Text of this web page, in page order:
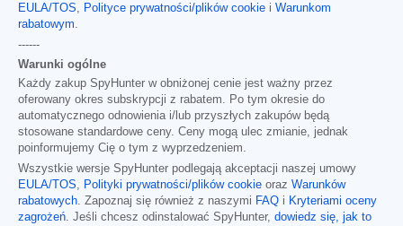
EULA/TOS, Polityce prywatności/plików cookie i Warunkom
rabatowym.
------
Warunki ogólne
Każdy zakup SpyHunter w obniżonej cenie jest ważny przez
oferowany okres subskrypcji z rabatem. Po tym okresie do
automatycznego odnowienia i/lub przyszłych zakupów będą
stosowane standardowe ceny. Ceny mogą ulec zmianie, jednak
poinformujemy Cię o tym z wyprzedzeniem.
Wszystkie wersje SpyHunter podlegają akceptacji naszej umowy
EULA/TOS, Polityki prywatności/plików cookie oraz Warunków
rabatowych. Zapoznaj się również z naszymi FAQ i Kryteriami oceny
zagrożeń. Jeśli chcesz odinstalować SpyHunter, dowiedz się, jak to